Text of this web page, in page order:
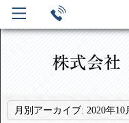
月別アーカイブ: 2020年10